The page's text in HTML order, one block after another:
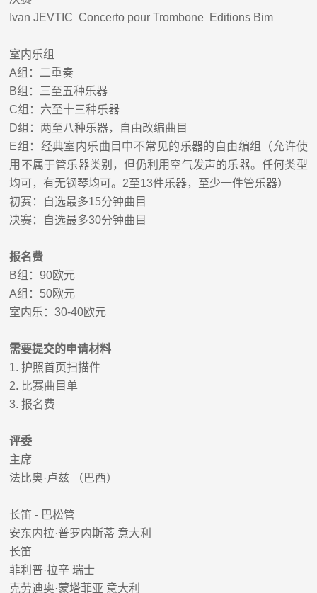
Ivan JEVTIC Concerto pour Trombone Editions Bim
室内乐组
A组：二重奏
B组：三至五种乐器
C组：六至十三种乐器
D组：两至八种乐器，自由改编曲目
E组：经典室内乐曲目中不常见的乐器的自由编组（允许使
用不属于管乐器类别，但仍利用空气发声的乐器。任何类型
均可，有无钢琴均可。 2至13件乐器，至少一件管乐器）
初赛：自选最多15分钟曲目
决赛：自选最多30分钟曲目
报名费
B组：90欧元
A组： 50欧元
室内乐：30-40欧元
需要提交的申请材料
1.护照首页扫描件
2. 比赛曲目单
3.报名费
评委
主席
法比奥·卢兹 （巴西）
长笛 - 巴松管
安东内拉·普罗内斯蒂 意大利
长笛
菲利普·拉辛 瑞士
克劳迪奥·蒙塔菲亚 意大利